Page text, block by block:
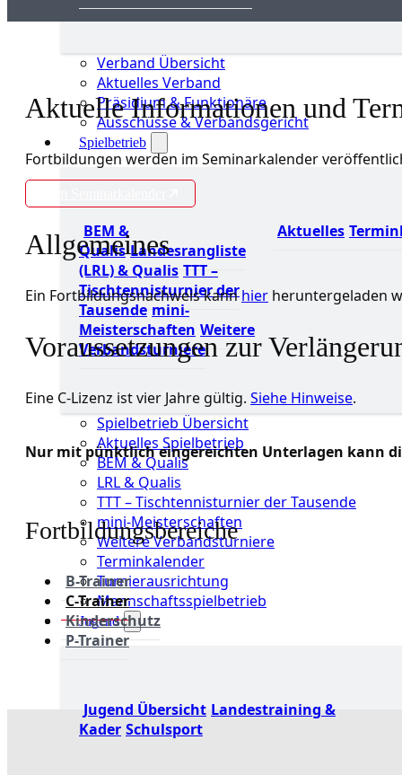
Verband Übersicht
Aktuelles Verband
Präsidium & Funktionäre
Ausschüsse & Verbandsgericht
Spielbetrieb
BEM &
Qualis Landesrangliste
(LRL) & Qualis TTT –
Tischtennisturnier der
Tausende mini-
Meisterschaften Weitere
Verbandsturniere
Aktuelles
Spielbetrieb Übersicht
Aktuelles Spielbetrieb
BEM & Qualis
LRL & Qualis
TTT – Tischtennisturnier der Tausende
mini-Meisterschaften
Weitere Verbandsturniere
Terminkalender
Turnierausrichtung
Mannschaftsspielbetrieb
Jugend
Jugend Übersicht Landestraining &
Kader Schulsport
Aktuelle Informationen und
Fortbildungen werden im Seminarkalender
Allgemeines
Ein Fortbildungsnachweis kannhier heruntergeladen
Voraussetzungen zur
Eine C-Lizenz ist vier Jahre gültig. Siehe Hinweise.
Nur mit pünktlich eingereichten Unterlagen kann
Fortbildungsbereiche
B-Trainer
C-Trainer
Kinderschutz
P-Trainer